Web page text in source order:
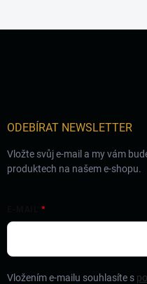
ODEBÍRAT NEWSLETTER
Vložte svůj e-mail a my vám
produktech na našem e-shopu.
Vložením e-mailu souhlasíte s